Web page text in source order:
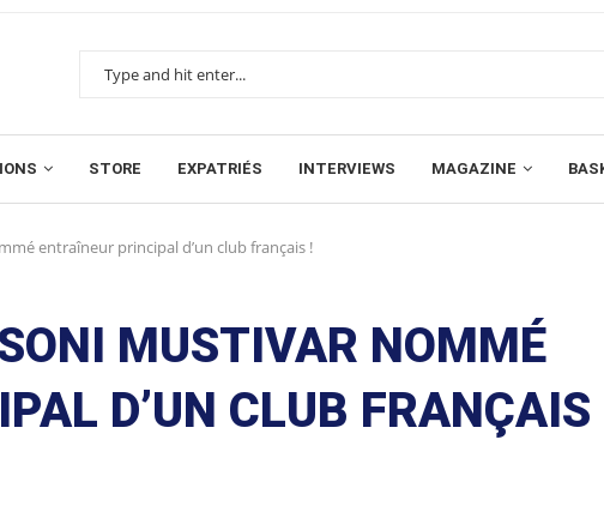
STORE EXPATRIÉS INTERVIEWS MAGAZINE
entraîneur principal d’un club français !
MUSTIVAR NOMMÉ
D’UN CLUB FRANÇAIS